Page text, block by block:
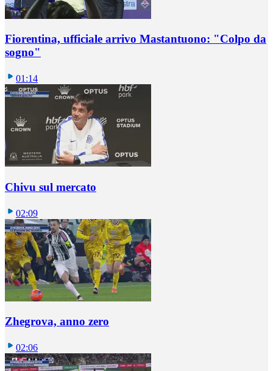
Fiorentina, ufficiale arrivo Mastantuono: "Colpo da
sogno"
01:14
Chivu sul mercato
02:09
Zhegrova, anno zero
02:06